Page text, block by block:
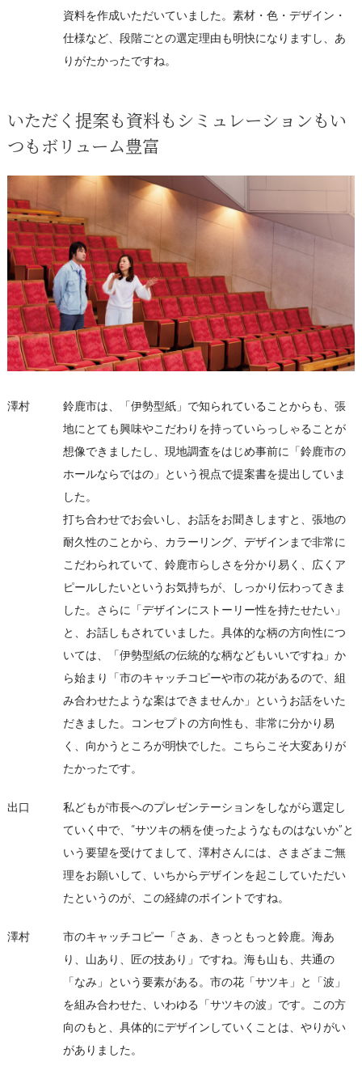
資料を作成いただいていました。素材・色・デザイン・
仕様など、段階ごとの選定理由も明快になりますし、あ
りがたかったですね。
いただく提案も資料もシミュレーションもい
つもボリューム豊富
澤村
鈴鹿市は、「伊勢型紙」で知られていることからも、張
地にとても興味やこだわりを持っていらっしゃることが
想像できましたし、現地調査をはじめ事前に「鈴鹿市の
ホールならではの」という視点で提案書を提出していま
した。
打ち合わせでお会いし、お話をお聞きしますと、張地の
耐久性のことから、カラーリング、デザインまで非常に
こだわられていて、鈴鹿市らしさを分かり易く、広くア
ピールしたいというお気持ちが、しっかり伝わってきま
した。さらに「デザインにストーリー性を持たせたい」
と、お話しもされていました。具体的な柄の方向性につ
いては、「伊勢型紙の伝統的な柄などもいいですね」か
ら始まり「市のキャッチコピーや市の花があるので、組
み合わせたような案はできませんか」というお話をいた
だきました。コンセプトの方向性も、非常に分かり易
く、向かうところが明快でした。こちらこそ大変ありが
たかったです。
出口
私どもが市長へのプレゼンテーションをしながら選定し
ていく中で、“サツキの柄を使ったようなものはないか”と
いう要望を受けてまして、澤村さんには、さまざまご無
理をお願いして、いちからデザインを起こしていただい
たというのが、この経緯のポイントですね。
澤村
市のキャッチコピー「さぁ、きっともっと鈴鹿。海あ
り、山あり、匠の技あり」ですね。海も山も、共通の
「なみ」という要素がある。市の花「サツキ」と「波」
を組み合わせた、いわゆる「サツキの波」です。この方
向のもと、具体的にデザインしていくことは、やりがい
がありました。